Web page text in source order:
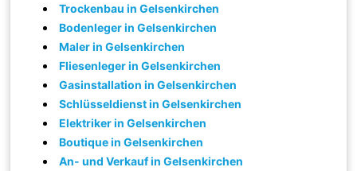
Trockenbau in Gelsenkirchen
Bodenleger in Gelsenkirchen
Maler in Gelsenkirchen
Fliesenleger in Gelsenkirchen
Gasinstallation in Gelsenkirchen
Schlüsseldienst in Gelsenkirchen
Elektriker in Gelsenkirchen
Boutique in Gelsenkirchen
An- und Verkauf in Gelsenkirchen